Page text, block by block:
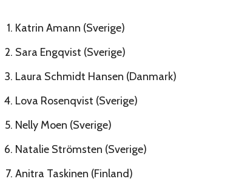
Katrin Amann (Sverige)
Sara Engqvist (Sverige)
Laura Schmidt Hansen (Danmark)
Lova Rosenqvist (Sverige)
Nelly Moen (Sverige)
Natalie Strömsten (Sverige)
Anitra Taskinen (Finland)